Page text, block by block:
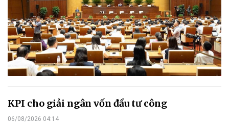
KPI cho giải ngân vốn đầu tư công
06/08/2026 04:14